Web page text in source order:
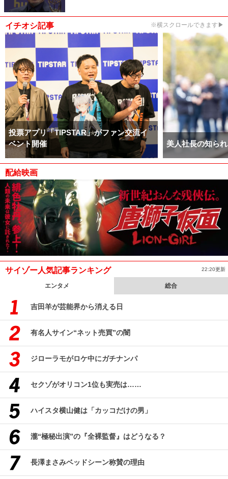
イチオシ記事 ※横スクロールできます▶
投票アプリ「TIPSTAR」がファン交流イ
ベント開催
美人社長の知ら
配給映画
サイゾー人気記事ランキング 22:20更新
エンタメ 総合
吉田羊が芸能界から消える日
有名人サイン“ネット売買”の闇
ジローラモがロケ中にガチナンパ
セクゾがオリコン1位も実売は……
ハイスタ横山健は「カッコだけの男」
瀧“極秘出演”の『全裸監督』はどうなる？
長澤まさみベッドシーン称賛の理由